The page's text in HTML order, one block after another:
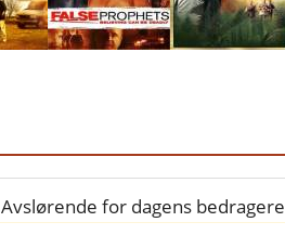
Avslørende for dagens bedragere